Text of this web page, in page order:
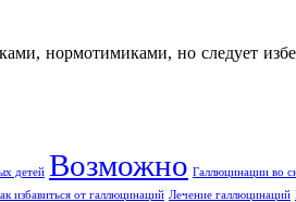
нормотимиками, но следует
детей Возможно Галлюцинации во
избавиться от галлюцинаций Лечение галлюцинаций